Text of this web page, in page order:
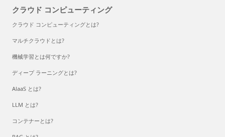
クラウド コンピューティング
クラウド コンピューティングとは?
マルチクラウドとは?
機械学習とは何ですか?
ディープ ラーニングとは?
AlaaS とは?
LLM とは?
コンテナーとは?